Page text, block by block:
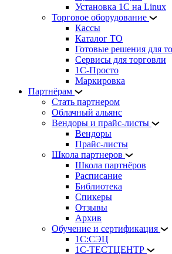
Установка 1С на Linux
Торговое оборудование
Кассы
Каталог ТО
Готовые решения для
Сервисы для торговли
1С-Просто
Маркировка
Партнёрам
Стать партнером
Облачный альянс
Вендоры и прайс-листы
Вендоры
Прайс-листы
Школа партнеров
Школа партнёров
Расписание
Библиотека
Спикеры
Отзывы
Архив
Обучение и сертификация
1С:СЭЦ
1С-ТЕСТЦЕНТР